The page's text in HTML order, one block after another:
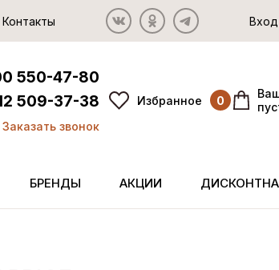
Контакты
550-47-80
509-37-38
Заказать звонок
Избранное 0
БРЕНДЫ АКЦИИ